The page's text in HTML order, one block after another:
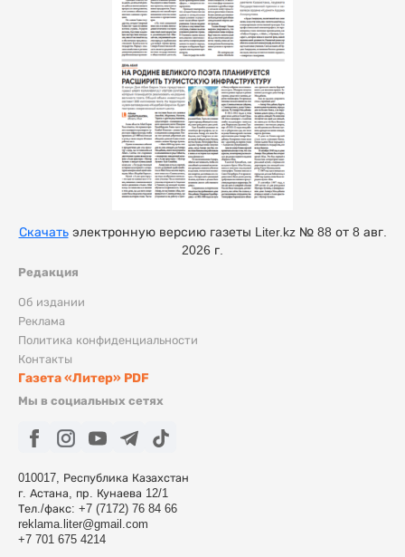
Редакция
Об издании
Реклама
Политика конфиденциальности
Контакты
Газета «Литер» PDF
Мы в социальных сетях
010017, Республика Казахстан
г. Астана, пр. Кунаева 12/1
Тел./факс: +7 (7172) 76 84 66
reklama.liter@gmail.com
+7 701 675 4214
Скачатьэлектронную версию газеты Liter.kz № 88 от 8 авг.
2026 г.